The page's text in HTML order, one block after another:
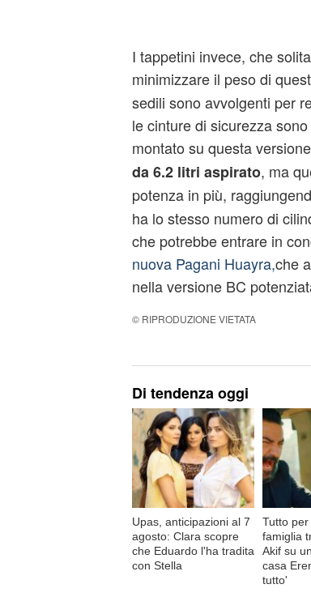
I tappetini invece, che
minimizzare il peso di
sedili sono avvolgenti per
le cinture di sicurezza
montato su questa
da 6.2 litri aspirato, ma
potenza in più,
ha lo stesso numero di
che potrebbe entrare in
nuova Pagani Huayra,che
nella versione BC
© RIPRODUZIONE VIETATA
Di tendenza oggi
Upas, anticipazioni al 7
agosto: Clara scopre
che Eduardo l'ha tradita
con Stella
Tutto per
famiglia
Akif su
casa
tutto'